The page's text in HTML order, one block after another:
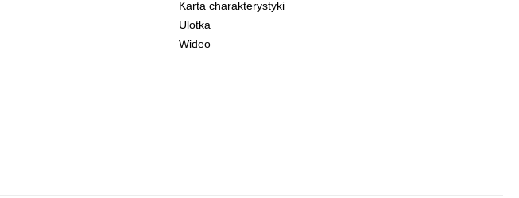
Karta charakterystyki
Ulotka
Wideo